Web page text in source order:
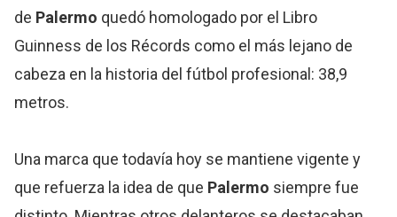
de Palermo quedó homologado por el Libro
Guinness de los Récords como el más lejano de
cabeza en la historia del fútbol profesional: 38,9
metros.
Una marca que todavía hoy se mantiene vigente y
que refuerza la idea de que Palermo siempre fue